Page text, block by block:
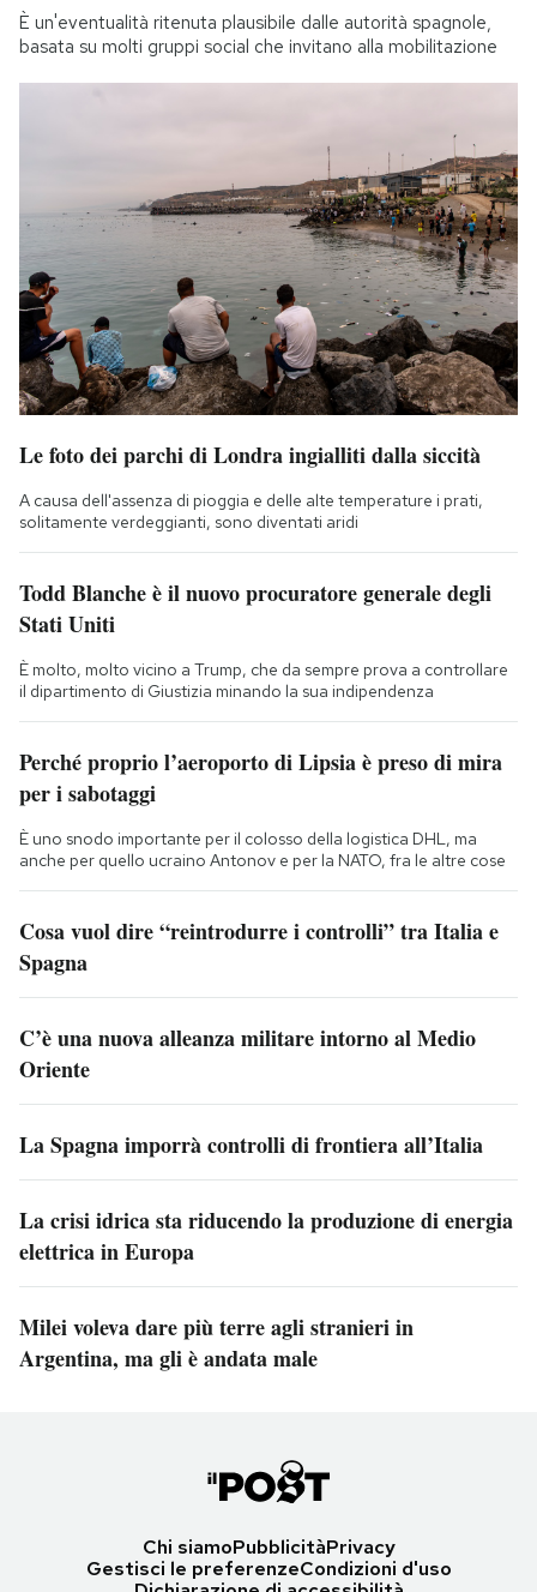
È un'eventualità ritenuta plausibile dalle autorità spagnole,
basata su molti gruppi social che invitano alla mobilitazione
Le foto dei parchi di Londra ingialliti dalla siccità
A causa dell'assenza di pioggia e delle alte temperature i prati,
solitamente verdeggianti, sono diventati aridi
Todd Blanche è il nuovo procuratore generale degli
Stati Uniti
È molto, molto vicino a Trump, che da sempre prova a controllare
il dipartimento di Giustizia minando la sua indipendenza
Perché proprio l’aeroporto di Lipsia è preso di mira
per i sabotaggi
È uno snodo importante per il colosso della logistica DHL, ma
anche per quello ucraino Antonov e per la NATO, fra le altre cose
Cosa vuol dire “reintrodurre i controlli” tra Italia e
Spagna
C’è una nuova alleanza militare intorno al Medio
Oriente
La Spagna imporrà controlli di frontiera all’Italia
La crisi idrica sta riducendo la produzione di energia
elettrica in Europa
Milei voleva dare più terre agli stranieri in
Argentina, ma gli è andata male
Chi siamoPubblicitàPrivacy
Gestisci le preferenzeCondizioni d'uso